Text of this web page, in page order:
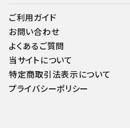
ご利用ガイド
お問い合わせ
よくあるご質問
当サイトについて
特定商取引法表示について
プライバシーポリシー